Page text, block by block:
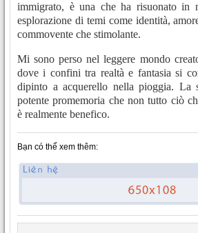
immigrato, è una che ha risuonato in
esplorazione di temi come identità,
commovente che stimolante.
Mi sono perso nel leggere mondo
dove i confini tra realtà e fantasia si
dipinto a acquerello nella pioggia. La
potente promemoria che non tutto ciò
è realmente benefico.
Bạn có thể xem thêm: